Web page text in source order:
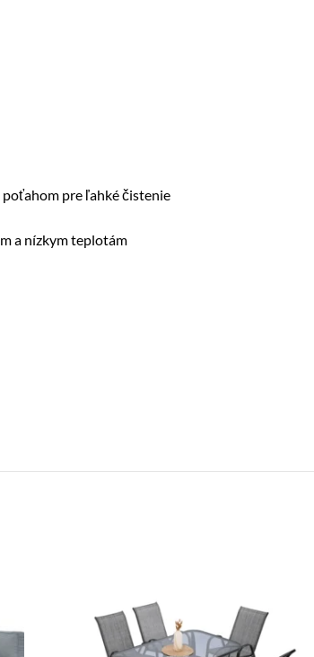
pre ľahké čistenie
a nízkym teplotám